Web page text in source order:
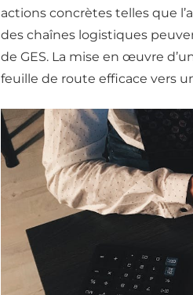
actions concrètes telles que
des chaînes logistiques
de GES. La mise en œuvre
feuille de route efficace vers